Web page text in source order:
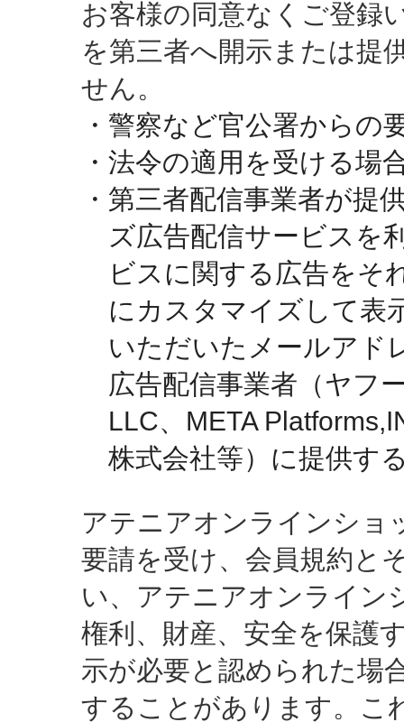
お客様の同意なくご登録
を第三者へ開示または提
せん。
・警察など官公署からの
・法令の適用を受ける場
・第三者配信事業者が提
ズ広告配信サービスを
ビスに関する広告をそ
にカスタマイズして表
いただいたメールアド
広告配信事業者（ヤフ
LLC、META
株式会社等）に提供す
アテニアオンラインショ
要請を受け、会員規約と
い、アテニアオンライン
権利、財産、安全を保護
示が必要と認められた場
することがあります。こ